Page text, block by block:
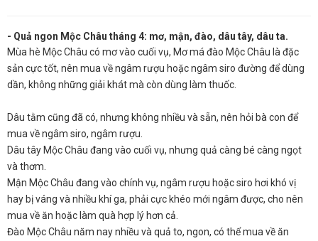
- Quả ngon Mộc Châu tháng 4: mơ, mận, đào, dâu tây, dâu ta.
Mùa hè Mộc Châu có mơ vào cuối vụ, Mơ má đào Mộc Châu là đặc
sản cực tốt, nên mua về ngâm rượu hoặc ngâm siro đường để dùng
dần, không những giải khát mà còn dùng làm thuốc.
Dâu tằm cũng đã có, nhưng không nhiều và sẵn, nên hỏi bà con để
mua về ngâm siro, ngâm rượu.
Dâu tây Mộc Châu đang vào cuối vụ, nhưng quả càng bé càng ngọt
và thơm.
Mận Mộc Châu đang vào chính vụ, ngâm rượu hoặc siro hơi khó vị
hay bị váng và nhiều khí ga, phải cực khéo mới ngâm được, cho nên
mua về ăn hoặc làm quà hợp lý hơn cả.
Đào Mộc Châu năm nay nhiều và quả to, ngon, có thể mua về ăn